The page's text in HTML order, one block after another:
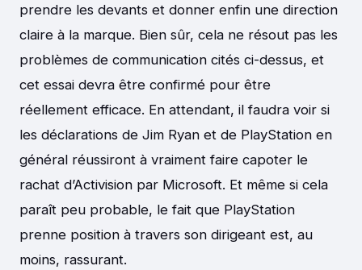
prendre les devants et donner enfin une direction
claire à la marque. Bien sûr, cela ne résout pas les
problèmes de communication cités ci-dessus, et
cet essai devra être confirmé pour être
réellement efficace. En attendant, il faudra voir si
les déclarations de Jim Ryan et de PlayStation en
général réussiront à vraiment faire capoter le
rachat d’Activision par Microsoft. Et même si cela
paraît peu probable, le fait que PlayStation
prenne position à travers son dirigeant est, au
moins, rassurant.